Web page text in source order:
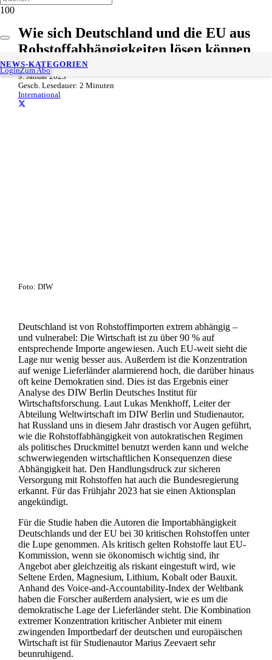
LoginZum Abo
NEWS-KATEGORIEN
Wie sich Deutschland und die EU aus
Rohstoffabhängigkeiten lösen können
9. Januar 2023
Gesch. Lesedauer: 2 Minuten
International
Foto: DIW
Deutschland ist von Rohstoffimporten extrem abhängig –
und vulnerabel: Die Wirtschaft ist zu über 90 % auf
entsprechende Importe angewiesen. Auch EU-weit sieht die
Lage nur wenig besser aus. Außerdem ist die Konzentration
auf wenige Lieferländer alarmierend hoch, die darüber hinaus
oft keine Demokratien sind. Dies ist das Ergebnis einer
Analyse des DIW Berlin Deutsches Institut für
Wirtschaftsforschung. Laut Lukas Menkhoff, Leiter der
Abteilung Weltwirtschaft im DIW Berlin und Studienautor,
hat Russland uns in diesem Jahr drastisch vor Augen geführt,
wie die Rohstoffabhängigkeit von autokratischen Regimen
als politisches Druckmittel benutzt werden kann und welche
schwerwiegenden wirtschaftlichen Konsequenzen diese
Abhängigkeit hat. Den Handlungsdruck zur sicheren
Versorgung mit Rohstoffen hat auch die Bundesregierung
erkannt. Für das Frühjahr 2023 hat sie einen Aktionsplan
angekündigt.
Für die Studie haben die Autoren die Importabhängigkeit
Deutschlands und der EU bei 30 kritischen Rohstoffen unter
die Lupe genommen. Als kritisch gelten Rohstoffe laut EU-
Kommission, wenn sie ökonomisch wichtig sind, ihr
Angebot aber gleichzeitig als riskant eingestuft wird, wie
Seltene Erden, Magnesium, Lithium, Kobalt oder Bauxit.
Anhand des Voice-and-Accountability-Index der Weltbank
haben die Forscher außerdem analysiert, wie es um die
demokratische Lage der Lieferländer steht. Die Kombination
extremer Konzentration kritischer Anbieter mit einem
zwingenden Importbedarf der deutschen und europäischen
Wirtschaft ist für Studienautor Marius Zeevaert sehr
beunruhigend.